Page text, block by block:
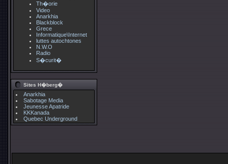
Th�orie
Video
Anarkhia
Blackblock
Grece
Informatique\Internet
luttes autochtones
N.W.O
Radio
S�curit�
Sites H�berg�
Anarkhia
Sabotage Media
Jeunesse Apatride
KKKanada
Quebec Underground